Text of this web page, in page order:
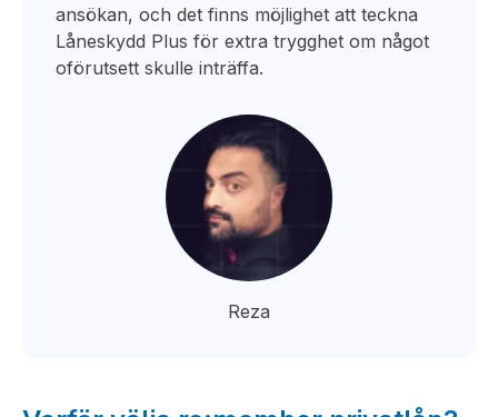
ansökan, och det finns möjlighet att teckna
Låneskydd Plus för extra trygghet om något
oförutsett skulle inträffa.
Reza